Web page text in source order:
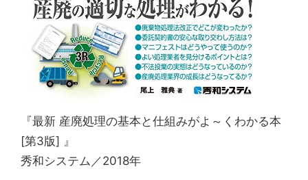
『最新 産廃処理の基本と仕組みがよ～くわかる本
[第3版] 』
秀和システム／2018年